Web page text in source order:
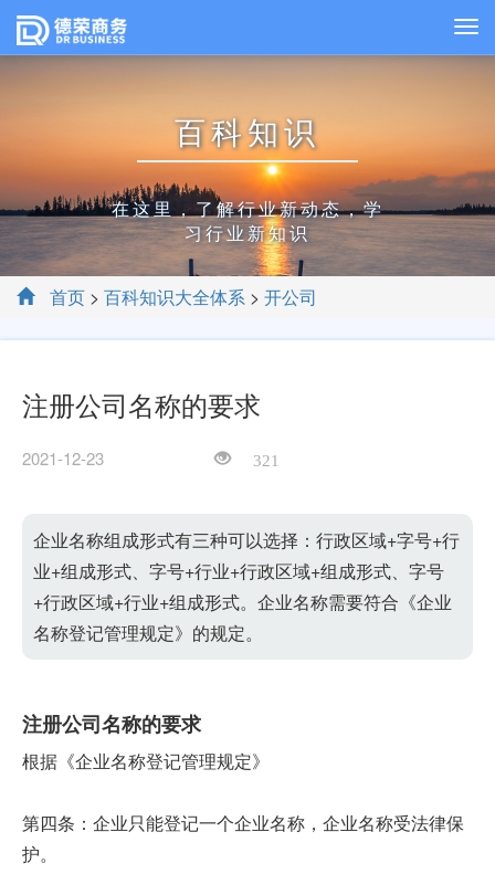
百科知识
在这里，了解行业新动态，学
习行业新知识
首页 > 百科知识大全体系 > 开公司
注册公司名称的要求
2021-12-23 321
企业名称组成形式有三种可以选择：行政区域+字号+行
业+组成形式、字号+行业+行政区域+组成形式、字号
+行政区域+行业+组成形式。企业名称需要符合《企业
名称登记管理规定》的规定。
注册公司名称的要求
根据《企业名称登记管理规定》
第四条：企业只能登记一个企业名称，企业名称受法律保
护。